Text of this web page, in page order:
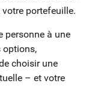
portefeuille.
personne à une
options,
choisir une
– et votre